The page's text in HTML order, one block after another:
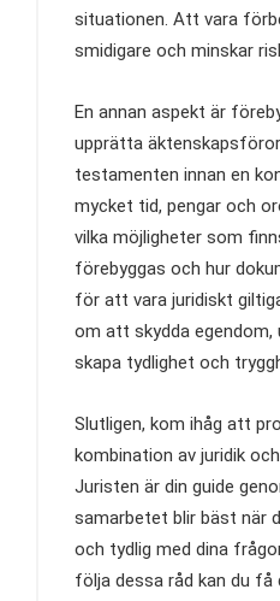
situationen. Att vara
smidigare och minskar
En annan aspekt är
upprätta
testamenten innan en
mycket tid, pengar och
vilka möjligheter som
förebyggas och hur
för att vara juridiskt
om att skydda
skapa tydlighet och
Slutligen, kom ihåg att
kombination av juridik
Juristen är din guide
samarbetet blir bäst när
och tydlig med dina
följa dessa råd kan du få